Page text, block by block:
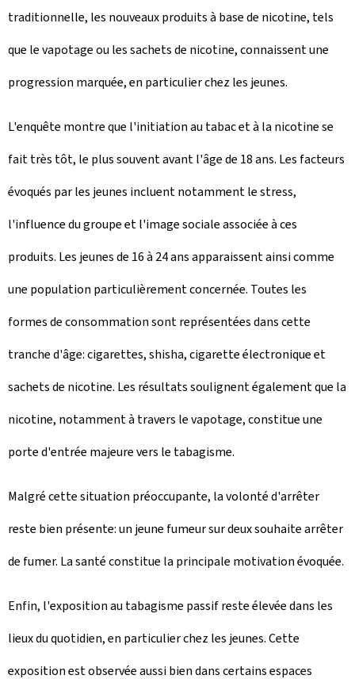
traditionnelle, les nouveaux produits à base de nicotine, tels
que le vapotage ou les sachets de nicotine, connaissent une
progression marquée, en particulier chez les jeunes.
L'enquête montre que l'initiation au tabac et à la nicotine se
fait très tôt, le plus souvent avant l'âge de 18 ans. Les facteurs
évoqués par les jeunes incluent notamment le stress,
l'influence du groupe et l'image sociale associée à ces
produits. Les jeunes de 16 à 24 ans apparaissent ainsi comme
une population particulièrement concernée. Toutes les
formes de consommation sont représentées dans cette
tranche d'âge: cigarettes, shisha, cigarette électronique et
sachets de nicotine. Les résultats soulignent également que la
nicotine, notamment à travers le vapotage, constitue une
porte d'entrée majeure vers le tabagisme.
Malgré cette situation préoccupante, la volonté d'arrêter
reste bien présente: un jeune fumeur sur deux souhaite arrêter
de fumer. La santé constitue la principale motivation évoquée.
Enfin, l'exposition au tabagisme passif reste élevée dans les
lieux du quotidien, en particulier chez les jeunes. Cette
exposition est observée aussi bien dans certains espaces